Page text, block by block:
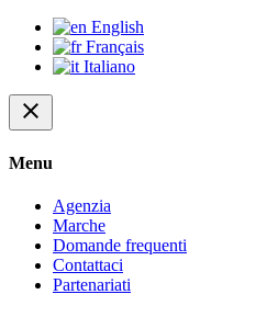
English
Français
Italiano
close
Menu
Agenzia
Marche
Domande frequenti
Contattaci
Partenariati